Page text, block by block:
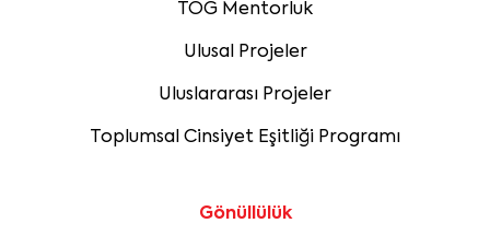
TOG Mentorluk
Ulusal Projeler
Uluslararası Projeler
Toplumsal Cinsiyet Eşitliği Programı
Gönüllülük